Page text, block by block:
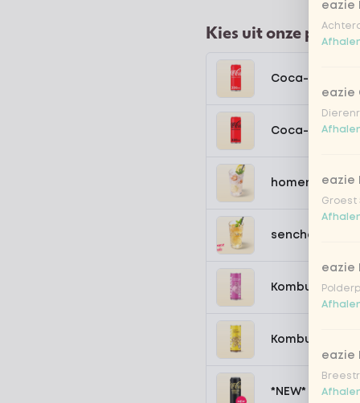
Kies uit onze
Coca-Cola
Coca-Cola
homemade
sencha peach
Kombucha
Kombucha
*NEW* Coca-
eazie
eazie
eazie
Groest
eazie
eazie